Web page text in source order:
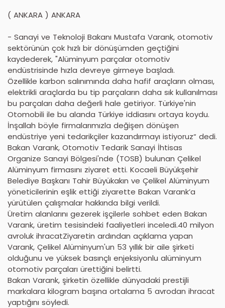
( ANKARA ) ANKARA
- Sanayi ve Teknoloji Bakanı Mustafa Varank, otomotiv
sektörünün çok hızlı bir dönüşümden geçtiğini
kaydederek, "Alüminyum parçalar otomotiv
endüstrisinde hızla devreye girmeye başladı.
Özellikle karbon salınımında daha hafif araçların olması,
elektrikli araçlarda bu tip parçaların daha sık kullanılması
bu parçaları daha değerli hale getiriyor. Türkiye'nin
Otomobili ile bu alanda Türkiye iddiasını ortaya koydu.
İnşallah böyle firmalarımızla değişen dönüşen
endüstriye yeni tedarikçiler kazandırmayı istiyoruz“ dedi.
Bakan Varank, Otomotiv Tedarik Sanayi İhtisas
Organize Sanayi Bölgesi'nde (TOSB) bulunan Çelikel
Alüminyum firmasını ziyaret etti. Kocaeli Büyükşehir
Belediye Başkanı Tahir Büyükakın ve Çelikel Alüminyum
yöneticilerinin eşlik ettiği ziyarette Bakan Varank’a
yürütülen çalışmalar hakkında bilgi verildi.
Üretim alanlarını gezerek işçilerle sohbet eden Bakan
Varank, üretim tesisindeki faaliyetleri inceledi.40 milyon
avroluk ihracatZiyaretin ardından açıklama yapan
Varank, Çelikel Alüminyum'un 53 yıllık bir aile şirketi
olduğunu ve yüksek basınçlı enjeksiyonlu alüminyum
otomotiv parçaları ürettiğini belirtti.
Bakan Varank, şirketin özellikle dünyadaki prestijli
markalara kilogram başına ortalama 5 avrodan ihracat
yaptığını söyledi.